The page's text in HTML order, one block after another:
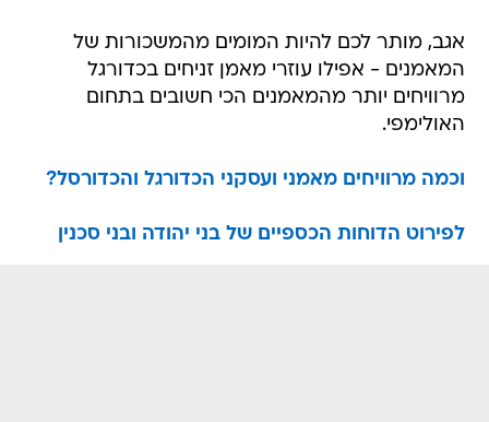
אגב, מותר לכם להיות המומים מהמשכורות של
המאמנים - אפילו עוזרי מאמן זניחים בכדורגל
מרוויחים יותר מהמאמנים הכי חשובים בתחום
האולימפי.
וכמה מרוויחים מאמני ועסקני הכדורגל והכדורסל?
לפירוט הדוחות הכספיים של בני יהודה ובני סכנין